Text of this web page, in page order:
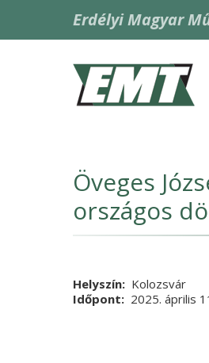
tartalomra
Erdélyi Magyar
Fő
navigáció
Öveges
országos
Helyszín
Kolozsvár
Időpont
2025. április